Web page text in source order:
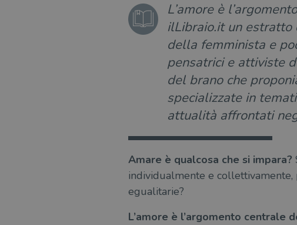
L’amore è
ilLibraio.it un estratto
della femminista e
pensatrici e attiviste
del brano che
specializzate in
attualità affrontati
Amare è qualcosa che si impara?
individualmente e
egualitarie?
L’amore è l’argomento centrale